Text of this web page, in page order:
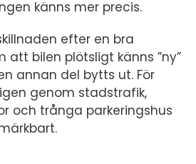
känns mer precis.
efter en bra
att bilen plötsligt känns ”ny”
annan del bytts ut. För
genom stadstrafik,
och trånga parkeringshus